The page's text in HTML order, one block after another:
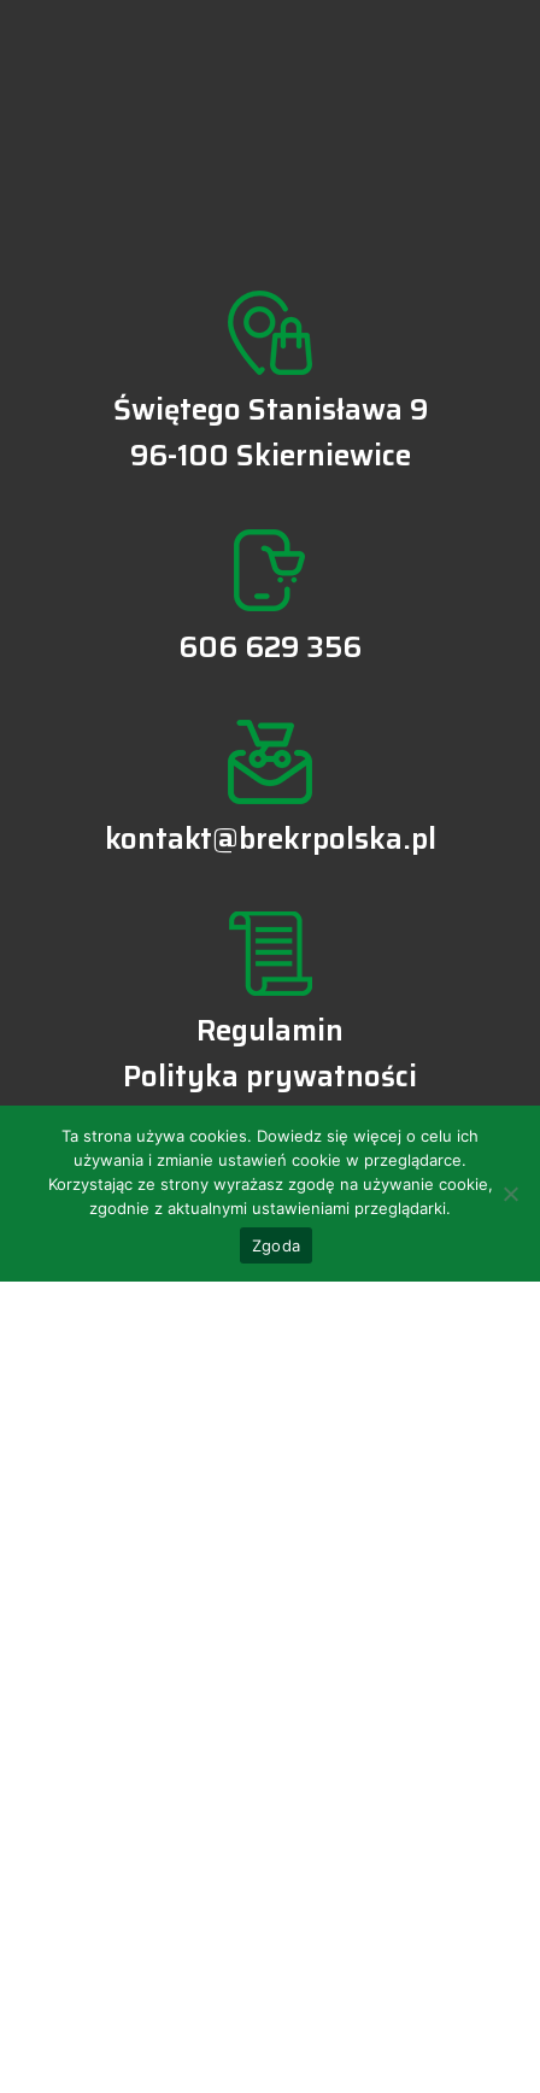
Świętego Stanisława 9
96-100 Skierniewice
606 629 356
kontakt@brekrpolska.pl
Regulamin
Polityka prywatności
Ta strona używa cookies. Dowiedz się więcej o celu ich
używania i zmianie ustawień cookie w przeglądarce.
Korzystając ze strony wyrażasz zgodę na używanie cookie,
zgodnie z aktualnymi ustawieniami przeglądarki.
Zgoda